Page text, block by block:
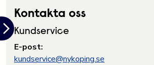
Kontakta oss
Kundservice
E-post:
kundservice@nykoping.se